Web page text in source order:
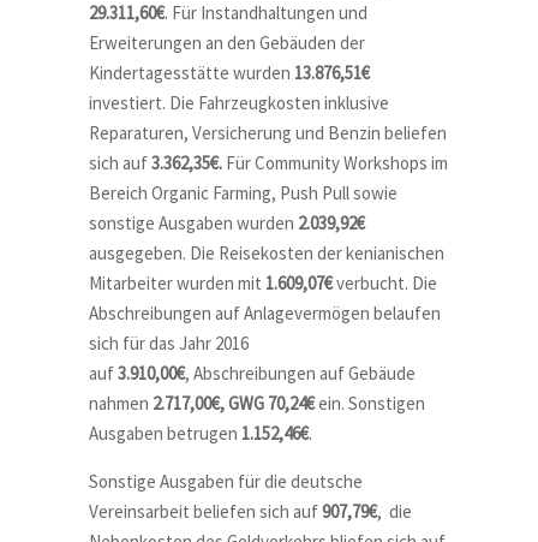
29.311,60€. Für Instandhaltungen und
Erweiterungen an den Gebäuden der
Kindertagesstätte wurden 13.876,51€
investiert. Die Fahrzeugkosten inklusive
Reparaturen, Versicherung und Benzin beliefen
sich auf3.362,35€. Für Community Workshops im
Bereich Organic Farming, Push Pull sowie
sonstige Ausgaben wurden 2.039,92€
ausgegeben. Die Reisekosten der kenianischen
Mitarbeiter wurden mit 1.609,07€verbucht. Die
Abschreibungen auf Anlagevermögen belaufen
sich für das Jahr 2016
auf3.910,00€, Abschreibungen auf Gebäude
nahmen 2.717,00€, GWG 70,24€ein. Sonstigen
Ausgaben betrugen 1.152,46€.
Sonstige Ausgaben für die deutsche
Vereinsarbeit beliefen sich auf907,79€, die